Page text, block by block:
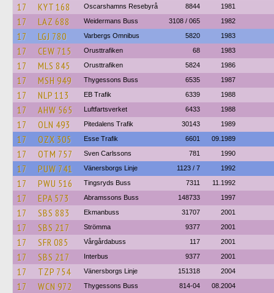
17 KYT 168 Oscarshamns Resebyrå 8844 1981
17 LAZ 688 Weidermans Buss 3108 / 065 1982
17 LGJ 780 Varbergs Omnibus 5820 1983
17 CEW 715 Orusttrafiken 68 1983
17 MLS 845 Orusttrafiken 5824 1986
17 MSH 949 Thygessons Buss 6535 1987
17 NLP 113 EB Trafik 6339 1988
17 AHW 565 Luftfartsverket 6433 1988
17 OLN 493 Pitedalens Trafik 30143 1989
17 OZX 305 Esse Trafik 6601 09.1989
17 OTM 757 Sven Carlssons 781 1990
17 PUW 741 Vänersborgs Linje 1123 / 7 1992
17 PWU 516 Tingsryds Buss 7311 11.1992
17 EPA 573 Abramssons Buss 148733 1997
17 SBS 883 Ekmanbuss 31707 2001
17 SBS 217 Strömma 9377 2001
17 SFR 085 Vårgårdabuss 117 2001
17 SBS 217 Interbus 9377 2001
17 TZP 754 Vänersborgs Linje 151318 2004
17 WCN 972 Thygessons Buss 814-04 08.2004